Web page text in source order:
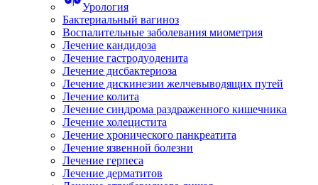
Урология
Бактериальный вагиноз
Воспалительные заболевания миометрия
Лечение кандидоза
Лечение гастродуоденита
Лечение дисбактериоза
Лечение дискинезии желчевыводящих путей
Лечение колита
Лечение синдрома раздраженного кишечника
Лечение холецистита
Лечение хронического панкреатита
Лечение язвенной болезни
Лечение герпеса
Лечение дерматитов